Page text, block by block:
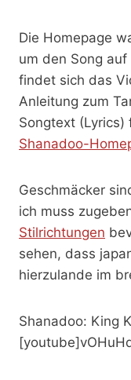
Die Homepage
um den Song
findet sich das
Anleitung zum
Songtext
Shanadoo-
Geschmäcker
ich muss
Stilrichtungen
sehen, dass
hierzulande im
Shanadoo: King